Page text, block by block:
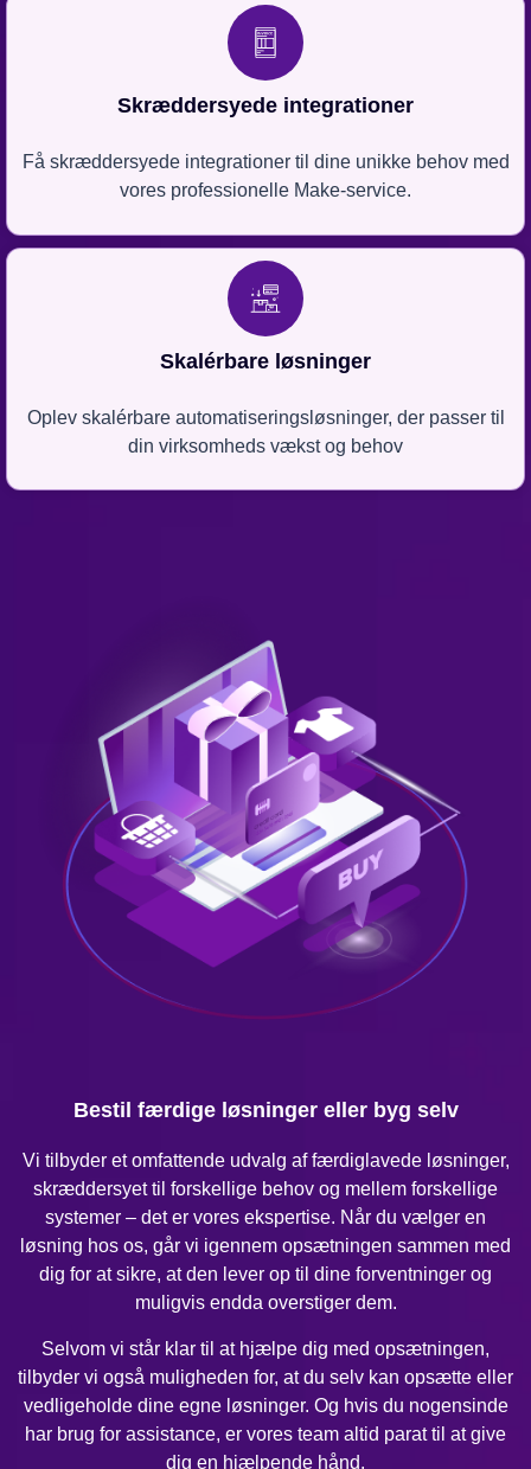
Skræddersyede integrationer
Få skræddersyede integrationer til dine unikke behov med
vores professionelle Make-service.
Skalérbare løsninger
Oplev skalérbare automatiseringsløsninger, der passer til
din virksomheds vækst og behov
Bestil færdige løsninger eller byg selv
Vi tilbyder et omfattende udvalg af færdiglavede løsninger,
skræddersyet til forskellige behov og mellem forskellige
systemer – det er vores ekspertise. Når du vælger en
løsning hos os, går vi igennem opsætningen sammen med
dig for at sikre, at den lever op til dine forventninger og
muligvis endda overstiger dem.
Selvom vi står klar til at hjælpe dig med opsætningen,
tilbyder vi også muligheden for, at du selv kan opsætte eller
vedligeholde dine egne løsninger. Og hvis du nogensinde
har brug for assistance, er vores team altid parat til at give
dig en hjælpende hånd.